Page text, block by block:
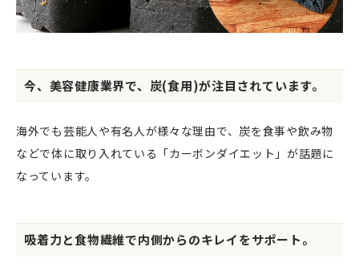
今、美容健康業界で、炭(食用)が注目されています。
海外でも芸能人や有名人が様々な理由で、炭を食事や飲み物
などで体に取り入れている「カーボンダイエット」が話題に
なっています。
吸着力と食物繊維で内側からのキレイをサポート。